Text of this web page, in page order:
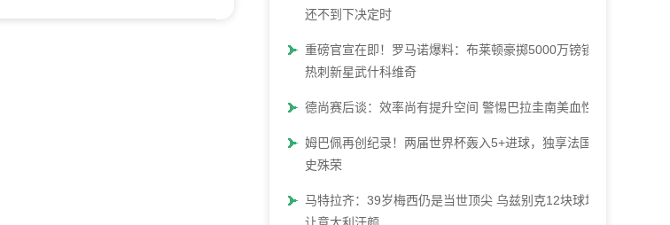
还不到下决定时
重磅官宣在即！罗马诺爆料：布莱顿豪掷5000万镑锁定
热刺新星武什科维奇
德尚赛后谈：效率尚有提升空间 警惕巴拉圭南美血性
姆巴佩再创纪录！两届世界杯轰入5+进球，独享法国队
史殊荣
马特拉齐：39岁梅西仍是当世顶尖 乌兹别克12块球场